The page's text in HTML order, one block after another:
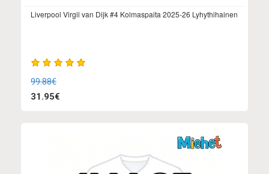
Liverpool Virgil van Dijk #4 Kolmaspaita 2025-26 Lyhythihainen
99.88€
31.95€